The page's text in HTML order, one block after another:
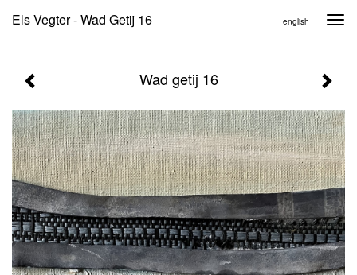
Els Vegter - Wad Getij 16 english
Wad getij 16